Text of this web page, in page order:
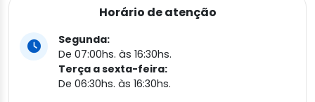
Horário de atenção
Segunda:
De 07:00hs. às 16:30hs.
Terça a sexta-feira:
De 06:30hs. às 16:30hs.